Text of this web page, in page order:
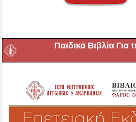
Παιδικά Βιβλία Για